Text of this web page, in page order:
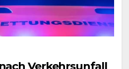
Verkehrsunfall